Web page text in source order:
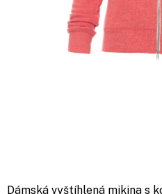
Dámská vyštíhlená mikina s